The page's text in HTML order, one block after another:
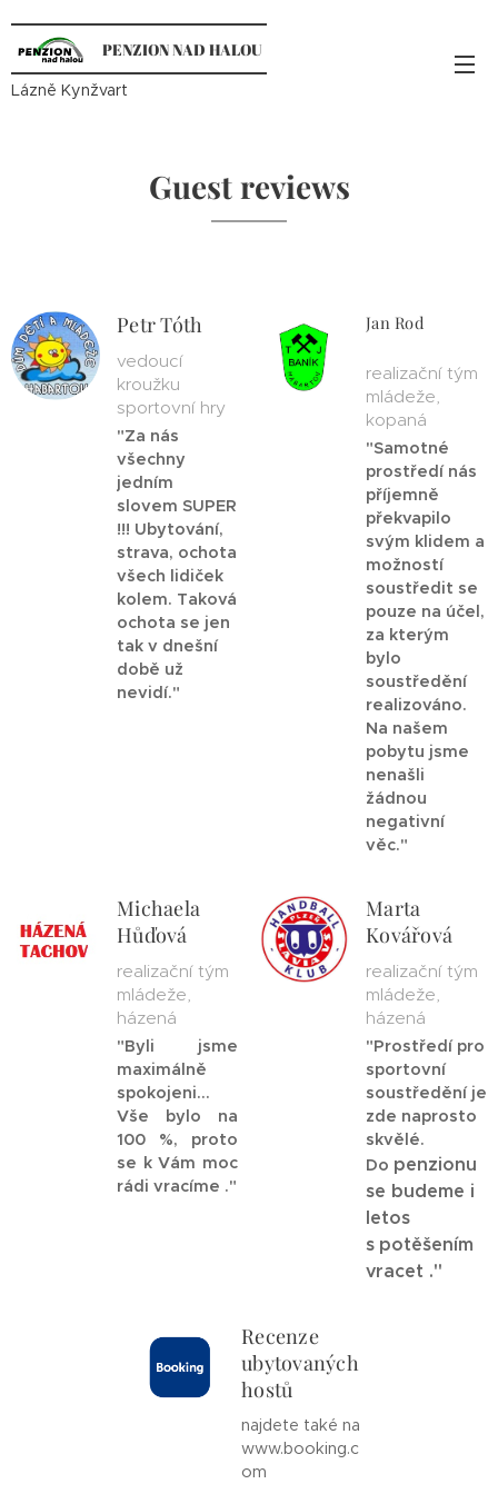
PENZION NAD HALOU
Lázně Kynžvart
Guest reviews
Petr Tóth
vedoucí
kroužku
sportovní hry
"Za nás
všechny
jedním
slovem SUPER
!!! Ubytování,
strava, ochota
všech lidiček
kolem. Taková
ochota se jen
tak v dnešní
době už
nevidí."
Jan Rod
realizační tým
mládeže,
kopaná
"Samotné
prostředí nás
příjemně
překvapilo
svým klidem a
možností
soustředit se
pouze na účel,
za kterým
bylo
soustředění
realizováno.
Na našem
pobytu jsme
nenašli
žádnou
negativní
věc."
Michaela
Hůďová
realizační tým
mládeže,
házená
"Byli jsme
maximálně
spokojeni...
Vše bylo na
100 %, proto
se k Vám moc
rádi vracíme ."
Marta
Kovářová
realizační tým
mládeže,
házená
"Prostředí pro
sportovní
soustředění je
zde naprosto
skvělé.
Do penzionu
se budeme i
letos
s potěšením
vracet ."
Recenze
ubytovaných
hostů
najdete také na
www.booking.c
om